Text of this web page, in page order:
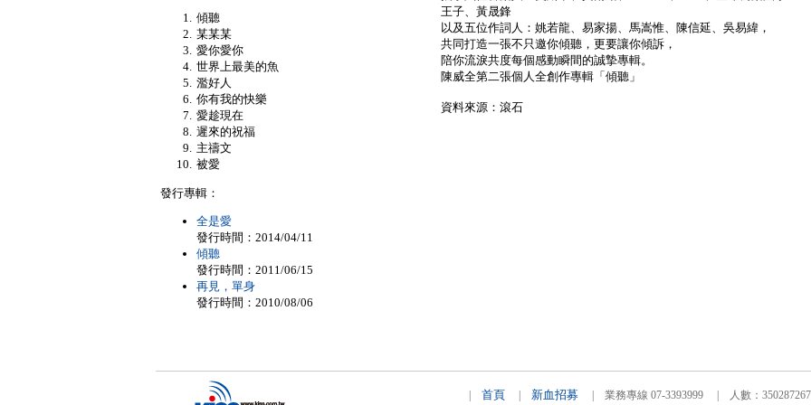
王子、黃晟鋒
以及五位作詞人：姚若龍、易家揚、馬嵩惟、陳信延、吳易緯，
共同打造一張不只邀你傾聽，更要讓你傾訴，
陪你流淚共度每個感動瞬間的誠摯專輯。
陳威全第二張個人全創作專輯「傾聽」
資料來源：滾石
傾聽
某某某
愛你愛你
世界上最美的魚
濫好人
你有我的快樂
愛趁現在
遲來的祝福
主禱文
被愛
發行專輯：
全是愛
發行時間：2014/04/11
傾聽
發行時間：2011/06/15
再見，單身
發行時間：2010/08/06
首頁 新血招募 | 業務專線 07-3393999 | 人數：